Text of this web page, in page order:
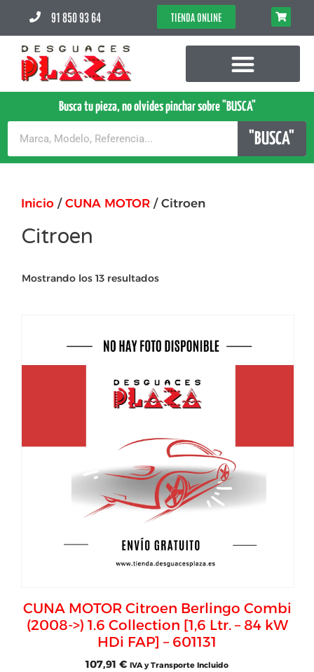
91 850 93 64 TIENDA ONLINE
Busca tu pieza, no olvides pinchar sobre "BUSCA"
"BUSCA"
Inicio / CUNA MOTOR / Citroen
Citroen
Mostrando los 13 resultados
CUNA MOTOR Citroen Berlingo Combi
(2008->) 1.6 Collection [1,6 Ltr. – 84 kW
HDi FAP] – 601131
107,91 € IVA y Transporte Incluido